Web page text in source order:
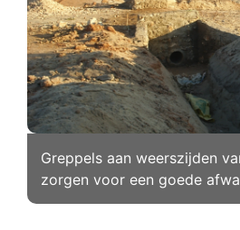
Greppels aan weerszijden
zorgen voor een goede